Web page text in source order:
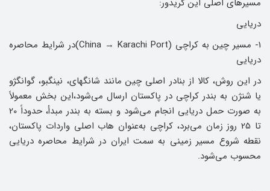
مسیرهای اصلی این کریدور:
دریایی
1- مسیر چین به کراچی (China → Karachi Port)در شرایط محاصره
دریایی
در این روش، کالا از بنادر اصلی چین مانند شانگهای، نینگبو، گوانگژو
یا شنژن به بندر کراچی در پاکستان ارسال می‌شود،این بخش معمولاً
به ‌صورت حمل دریایی انجام می‌شود و بسته به بندر مبدأ، حدوداً 20
تا 25 روز زمان می‌برد، کراچی به‌عنوان هاب اصلی واردات پاکستان،
نقطه شروع مسیر زمینی به سمت ایران در شرایط محاصره دریایی
محسوب می‌شود.